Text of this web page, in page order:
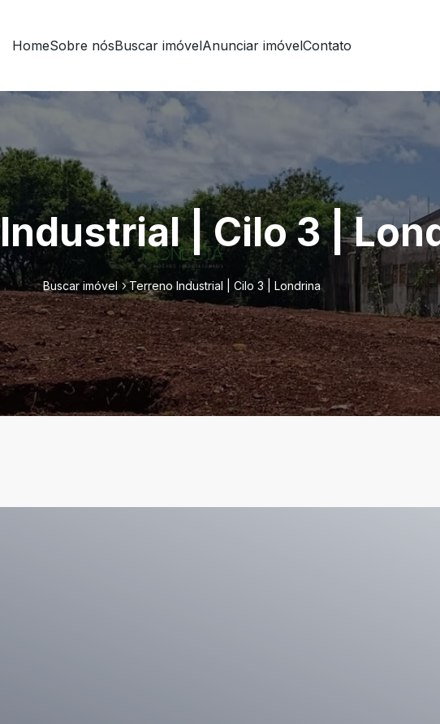
HomeSobre nósBuscar imóvelAnunciar imóvelContato
| Cilo 3 |
Buscar imóvel Terreno Industrial | Cilo 3 | Londrina